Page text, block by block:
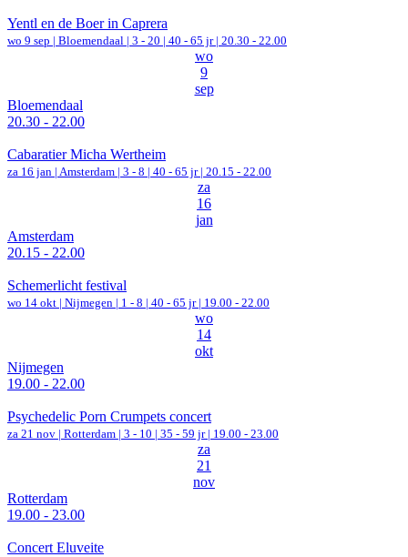
Yentl en de Boer in Caprera
wo 9 sep | Bloemendaal | 3 - 20 | 40 - 65 jr | 20.30 - 22.00
wo
9
sep
Bloemendaal
20.30 - 22.00
Cabaratier Micha Wertheim
za 16 jan | Amsterdam | 3 - 8 | 40 - 65 jr | 20.15 - 22.00
za
16
jan
Amsterdam
20.15 - 22.00
Schemerlicht festival
wo 14 okt | Nijmegen | 1 - 8 | 40 - 65 jr | 19.00 - 22.00
wo
14
okt
Nijmegen
19.00 - 22.00
Psychedelic Porn Crumpets concert
za 21 nov | Rotterdam | 3 - 10 | 35 - 59 jr | 19.00 - 23.00
za
21
nov
Rotterdam
19.00 - 23.00
Concert Eluveite